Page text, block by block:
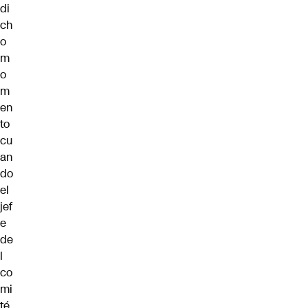
di
ch
o
m
o
m
en
to
cu
an
do
el
jef
e
de
l
co
mi